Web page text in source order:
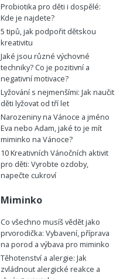
Probiotika pro děti i dospělé:
Kde je najdete?
5 tipů, jak podpořit dětskou
kreativitu
Jaké jsou různé výchovné
techniky? Co je pozitivní a
negativní motivace?
Lyžování s nejmenšími: Jak naučit
děti lyžovat od tří let
Narozeniny na Vánoce a jméno
Eva nebo Adam, jaké to je mít
miminko na Vánoce?
10 Kreativních Vánočních aktivit
pro děti: Vyrobte ozdoby,
napečte cukroví
Miminko
Co všechno musíš vědět jako
prvorodička: Vybavení, příprava
na porod a výbava pro miminko
Těhotenství a alergie: Jak
zvládnout alergické reakce a